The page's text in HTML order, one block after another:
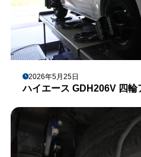
2026年5月25日
ハイエース GDH206V 四輪